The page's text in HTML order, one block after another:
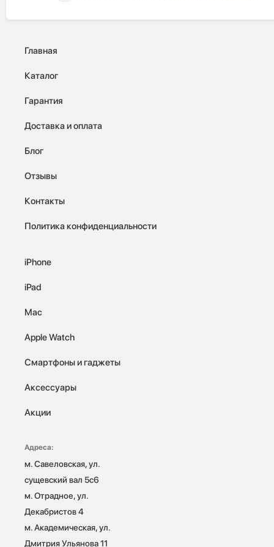
Главная
Каталог
Гарантия
Доставка и оплата
Блог
Отзывы
Контакты
Политика конфиденциальности
iPhone
iPad
Mac
Apple Watch
Смартфоны и гаджеты
Аксессуары
Акции
Адреса:
м. Савеловская, ул.
сущевский вал 5с6
м. Отрадное, ул.
Декабристов 4
м. Академическая, ул.
Дмитрия Ульянова 11